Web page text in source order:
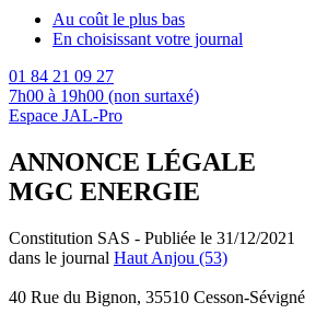
Au coût le plus bas
En choisissant votre journal
01 84 21 09 27
7h00 à 19h00 (non surtaxé)
Espace JAL-Pro
ANNONCE LÉGALE
MGC ENERGIE
Constitution SAS - Publiée le 31/12/2021
dans le journal Haut Anjou (53)
40 Rue du Bignon, 35510 Cesson-Sévigné